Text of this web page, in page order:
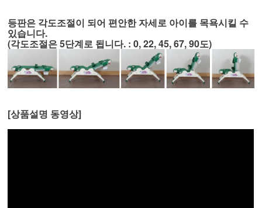
등판은 각도조절이 되어 편안한 자세로 아이를 목욕시킬 수
있습니다.
(각도조절은 5단계로 됩니다. : 0, 22, 45, 67, 90도)
[상품설명 동영상]